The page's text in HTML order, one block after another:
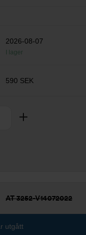
2026-08-07
I lager
590 SEK
AT 3252-V14072022
utgått